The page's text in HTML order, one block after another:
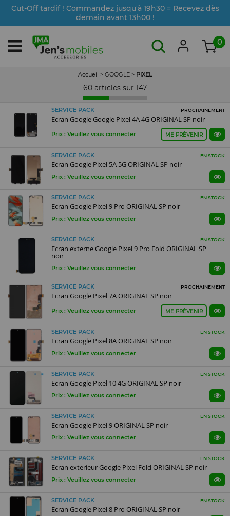
Cut-Off tardif ! Commandez jusqu'à 19h30 = Recevez dès
demain avant 13h00 !
0
Accueil > GOOGLE > PIXEL
60 articles sur 147
SERVICE PACK PROCHAINEMENT
Ecran Google Google Pixel 4A 4G ORIGINAL SP noir
Prix : Veuillez vous connecter ME PRÉVENIR
SERVICE PACK EN STOCK
Ecran Google Pixel 5A 5G ORIGINAL SP noir
Prix : Veuillez vous connecter
SERVICE PACK EN STOCK
Ecran Google Pixel 9 Pro ORIGINAL SP noir
Prix : Veuillez vous connecter
SERVICE PACK EN STOCK
Ecran externe Google Pixel 9 Pro Fold ORIGINAL SP
noir
Prix : Veuillez vous connecter
SERVICE PACK PROCHAINEMENT
Ecran Google Pixel 7A ORIGINAL SP noir
Prix : Veuillez vous connecter ME PRÉVENIR
SERVICE PACK EN STOCK
Ecran Google Pixel 8A ORIGINAL SP noir
Prix : Veuillez vous connecter
SERVICE PACK EN STOCK
Ecran Google Pixel 10 4G ORIGINAL SP noir
Prix : Veuillez vous connecter
SERVICE PACK EN STOCK
Ecran Google Pixel 9 ORIGINAL SP noir
Prix : Veuillez vous connecter
SERVICE PACK EN STOCK
Ecran exterieur Google Pixel Fold ORIGINAL SP noir
Prix : Veuillez vous connecter
SERVICE PACK EN STOCK
Ecran Google Pixel 8 Pro ORIGINAL SP noir